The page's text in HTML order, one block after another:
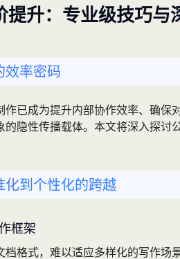
提升：专业级技巧与
效率密码
已成为提升内部协作效率、确
隐性传播载体。本文将深入探
化到个性化的跨越
框架
格式，难以适应多样化的写作